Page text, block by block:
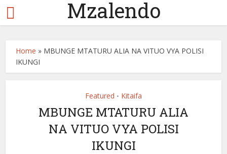
Mzalendo
Home » MBUNGE MTATURU ALIA NA VITUO VYA POLISI
IKUNGI
Featured • Kitaifa
MBUNGE MTATURU ALIA
NA VITUO VYA POLISI
IKUNGI